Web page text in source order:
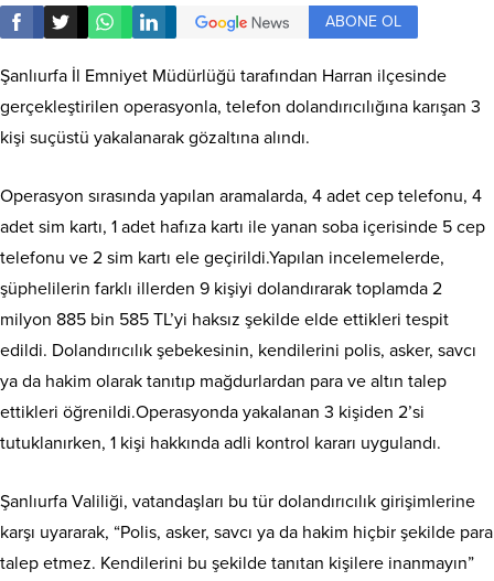
ABONE OL
Şanlıurfa İl Emniyet Müdürlüğü tarafından Harran ilçesinde
gerçekleştirilen operasyonla, telefon dolandırıcılığına karışan 3
kişi suçüstü yakalanarak gözaltına alındı.
Operasyon sırasında yapılan aramalarda, 4 adet cep telefonu, 4
adet sim kartı, 1 adet hafıza kartı ile yanan soba içerisinde 5 cep
telefonu ve 2 sim kartı ele geçirildi.Yapılan incelemelerde,
şüphelilerin farklı illerden 9 kişiyi dolandırarak toplamda 2
milyon 885 bin 585 TL’yi haksız şekilde elde ettikleri tespit
edildi. Dolandırıcılık şebekesinin, kendilerini polis, asker, savcı
ya da hakim olarak tanıtıp mağdurlardan para ve altın talep
ettikleri öğrenildi.Operasyonda yakalanan 3 kişiden 2’si
tutuklanırken, 1 kişi hakkında adli kontrol kararı uygulandı.
Şanlıurfa Valiliği, vatandaşları bu tür dolandırıcılık girişimlerine
karşı uyararak, “Polis, asker, savcı ya da hakim hiçbir şekilde para
talep etmez. Kendilerini bu şekilde tanıtan kişilere inanmayın”